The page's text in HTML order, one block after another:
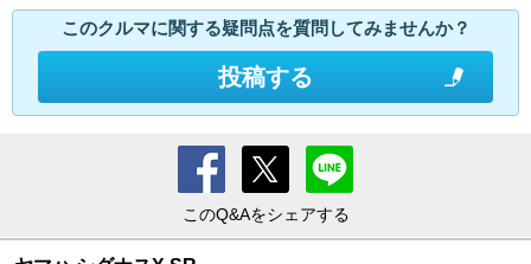
このクルマに関する疑問点を質問してみませんか？
投稿する
このQ&Aをシェアする